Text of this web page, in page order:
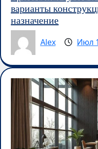
варианты
назначение
Alex
Июл